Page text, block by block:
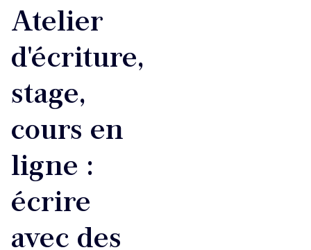
Atelier
d'écriture,
stage,
cours en
ligne :
écrire
avec des